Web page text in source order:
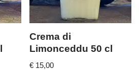
Crema di
Limonceddu 50 cl
€ 15,00